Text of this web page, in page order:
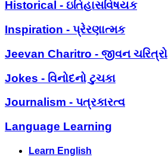
Historical - ઇતિહાસવિષયક
Inspiration - પ્રેરણાત્મક
Jeevan Charitro - જીવન ચરિત્રો
Jokes - વિનોદનો ટુચકા
Journalism - પત્રકારત્વ
Language Learning
Learn English